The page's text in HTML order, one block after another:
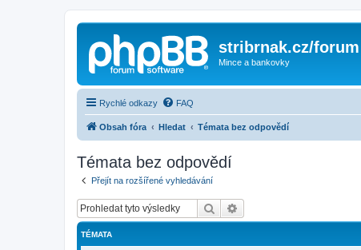
stribrnak.cz/forum
Mince a bankovky
Rychlé odkazy FAQ
Obsah fóra Hledat Témata bez odpovědí
Témata bez odpovědí
Přejít na rozšířené vyhledávání
Hledat
TÉMATA